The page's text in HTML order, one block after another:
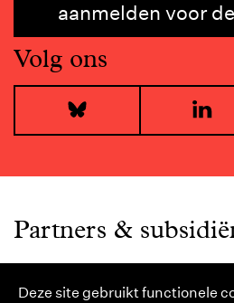
Deze site gebruikt functionele
aanmelden voor
Volg ons
Bluesky
Partners &